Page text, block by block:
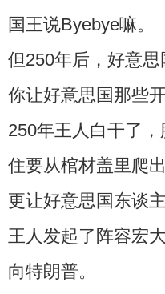
国王说Byebye嘛。
但250年后，好意思
你让好意思国那些
250年王人白干了
住要从棺材盖里爬出
更让好意思国东谈
王人发起了阵容宏
向特朗普。